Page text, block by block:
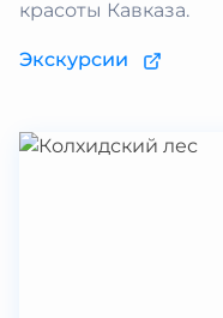
красоты Кавказа.
Экскурсии